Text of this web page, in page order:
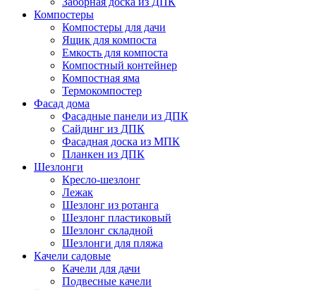
Компостеры
Компостеры для дачи
Ящик для компоста
Емкость для компоста
Компостный контейнер
Компостная яма
Термокомпостер
Фасад дома
Фасадные панели из ДПК
Сайдинг из ДПК
Фасадная доска из МПК
Планкен из ДПК
Шезлонги
Кресло-шезлонг
Лежак
Шезлонг из ротанга
Шезлонг пластиковый
Шезлонг складной
Шезлонги для пляжа
Качели садовые
Качели для дачи
Подвесные качели